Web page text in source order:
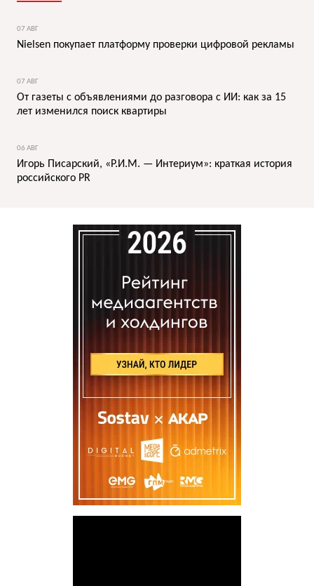
07 АВГ
Nielsen покупает платформу проверки цифровой рекламы
07 АВГ
От газеты с объявлениями до разговора с ИИ: как за 15
лет изменился поиск квартиры
06 АВГ
Игорь Писарский, «Р.И.М. — Интериум»: краткая история
российского PR